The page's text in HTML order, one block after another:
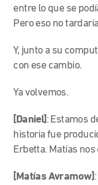
entre lo que se
Pero eso no
Y, junto a su
con ese cambio.
Ya volvemos.
[Daniel] : Estamos
historia fue
Erbetta. Matías nos
[Matías Avramow]